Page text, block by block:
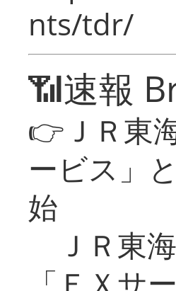
nts/tdr/
📶速報
👉ＪＲ東
ービス」
始
ＪＲ東